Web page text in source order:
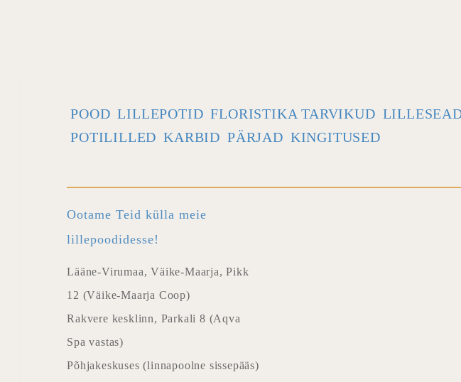
POOD LILLEPOTID FLORISTIKA TARVIKUD
POTILILLED KARBID PÄRJAD KINGITUSED
Ootame Teid külla meie
lillepoodidesse!
Lääne-Virumaa, Väike-Maarja, Pikk
12 (Väike-Maarja Coop)
Rakvere kesklinn, Parkali 8 (Aqva
Spa vastas)
Põhjakeskuses (linnapoolne sissepääs)